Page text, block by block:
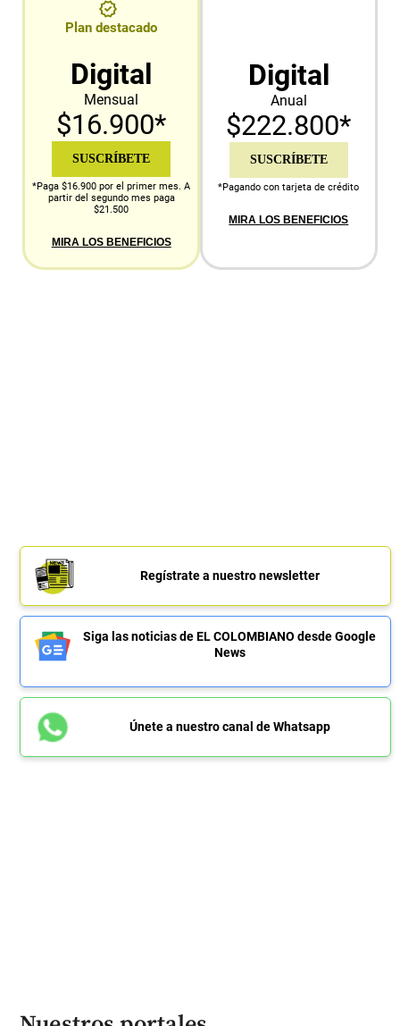
Plan destacado
Digital
Mensual
$16.900*
SUSCRÍBETE
*Paga $16.900 por el primer mes. A
partir del segundo mes paga
$21.500
MIRA LOS BENEFICIOS
Digital
Anual
$222.800*
SUSCRÍBETE
*Pagando con tarjeta de crédito
MIRA LOS BENEFICIOS
Regístrate a nuestro newsletter
Siga las noticias de EL COLOMBIANO desde Google
News
Únete a nuestro canal de Whatsapp